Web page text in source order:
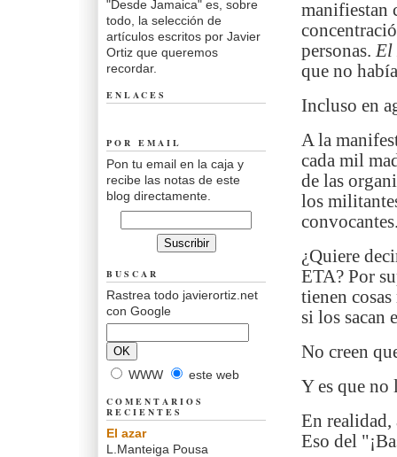
manifiestan
personas. El
que no
Incluso en
A la
cada mil
de las
los
¿Quiere
ETA? Por
tienen
si los sacan
No creen
Y es que no
En realidad,
Eso del
"Desde Jamaica" es, sobre
todo, la selección de
artículos escritos por Javier
Ortiz que queremos
recordar.
ENLACES
POR EMAIL
Pon tu email en la caja y
recibe las notas de este
blog directamente.
BUSCAR
Rastrea todo javierortiz.net
con Google
WWW este web
COMENTARIOS
RECIENTES
El azar
L.Manteiga Pousa